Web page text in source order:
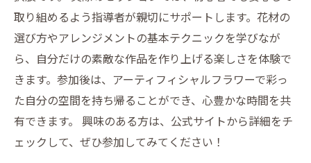
取り組めるよう指導者が親切にサポートします。花材の
選び方やアレンジメントの基本テクニックを学びなが
ら、自分だけの素敵な作品を作り上げる楽しさを体験で
きます。参加後は、アーティフィシャルフラワーで彩っ
た自分の空間を持ち帰ることができ、心豊かな時間を共
有できます。 興味のある方は、公式サイトから詳細をチ
ェックして、ぜひ参加してみてください！